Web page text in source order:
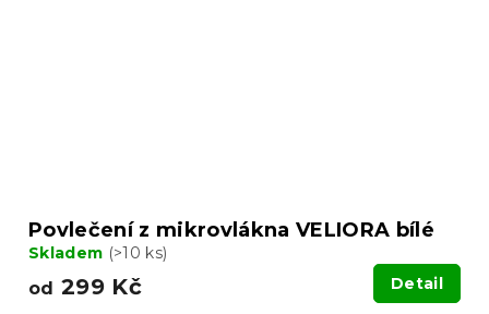
Povlečení z mikrovlákna VELIORA bílé
Skladem (>10 ks)
od 299 Kč Detail